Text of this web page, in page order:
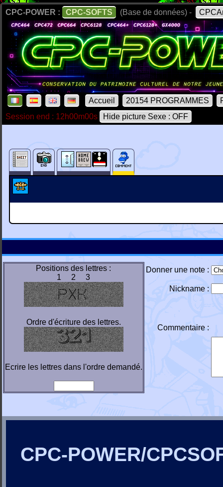
CPC-POWER : CPC-SOFTS (Base de données) -
Accueil 20154 PROGRAMMES
Session end : 12h00m00s
Hide picture Sexe : OFF
Positions des lettres :
1 2 3
Ordre d'écriture des lettres.
Ecrire les lettres dans l'ordre demandé.
Donner une note :
Nickname :
Commentaire :
CPC-POWER/